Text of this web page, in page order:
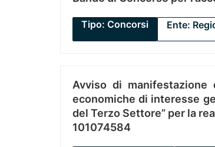
Tipo: Concorsi Ente:
Avviso di
economiche di interesse
del Terzo Settore” per la
101074584